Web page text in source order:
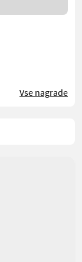
Vse nagrade